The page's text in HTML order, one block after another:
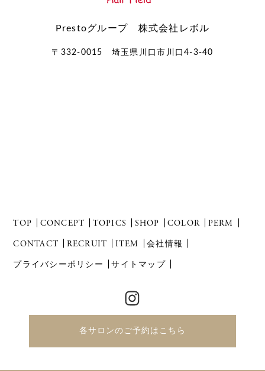
Prestoグループ 株式会社レボル
〒332-0015 埼玉県川口市川口4-3-40
TOP CONCEPT TOPICS SHOP COLOR
PERM
CONTACT
RECRUIT ITEM 会社情報
プライバシーポリシー サイトマップ
各サロンのご予約はこちら